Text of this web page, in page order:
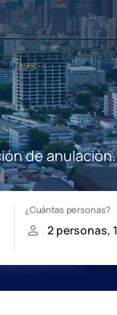
de anulación.